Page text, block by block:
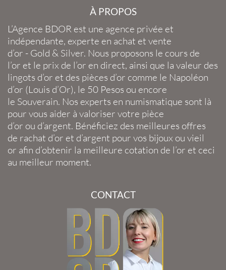
À PROPOS
L’Agence BDOR est une agence privée et
indépendante, experte en achat et vente
d’or - Gold & Silver. Nous proposons le cours de
l’or et le prix de l’or en direct, ainsi que la valeur des
lingots d’or et des pièces d’or comme le Napoléon
d’or (Louis d’Or), le 50 Pesos ou encore
le Souverain. Nos experts en numismatique sont là
pour vous aider à valoriser votre pièce
d’or ou d’argent. Bénéficiez des meilleures offres
de rachat d’or et d’argent pour vos bijoux ou vieil
or afin d’obtenir la meilleure cotation de l’or et ceci
au meilleur moment.
CONTACT